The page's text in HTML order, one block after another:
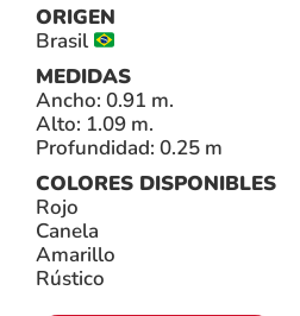
ORIGEN
Brasil
MEDIDAS
Ancho: 0.91 m.
Alto: 1.09 m.
Profundidad: 0.25 m
COLORES DISPONIBLES
Rojo
Canela
Amarillo
Rústico